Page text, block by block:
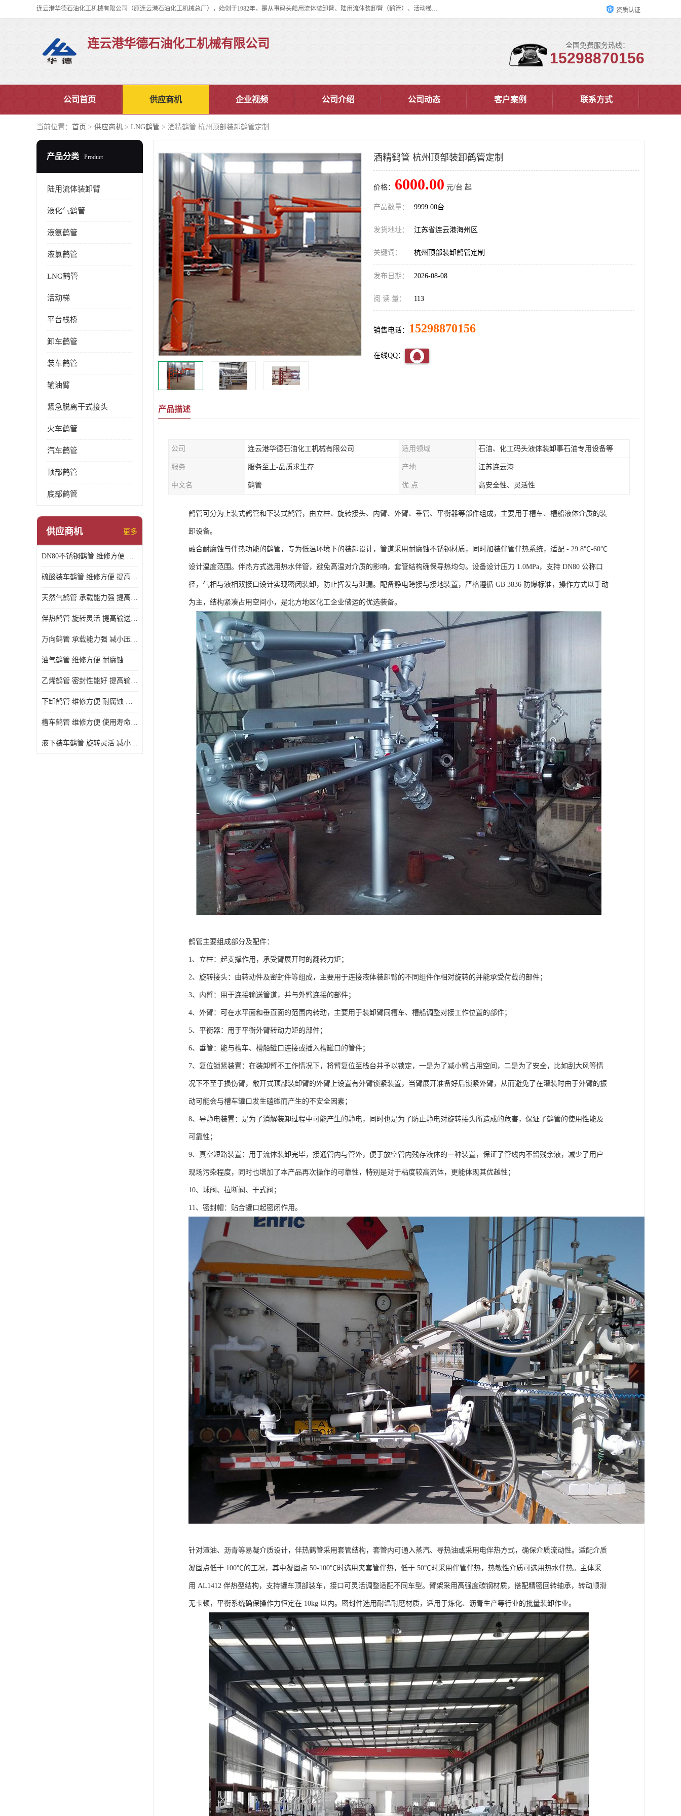
连云港华德石油化工机械有限公司（原连云港石油化工机械总厂），始创于1982年，是从事码头船用流体装卸臂、陆用流体装卸臂（鹤管）、活动梯、钢构平台、定量装车系统等全系列流体装卸设备的设计、制造、销售以及服务的专业供应商。 资质认证
连云港华德石油化工机械有限公司 全国免费服务热线：
15298870156
公司首页 供应商机 企业视频 公司介绍 公司动态 客户案例 联系方式
当前位置： 首页 > 供应商机 > LNG鹤管 > 酒精鹤管 杭州顶部装卸鹤管定制
产品分类 Product
陆用流体装卸臂
液化气鹤管
液氨鹤管
液氯鹤管
LNG鹤管
活动梯
平台栈桥
卸车鹤管
装车鹤管
输油臂
紧急脱离干式接头
火车鹤管
汽车鹤管
顶部鹤管
底部鹤管
供应商机 更多
DN80不锈钢鹤管 维修方便 提高输送效率
硫酸装车鹤管 维修方便 提高输送效率
天然气鹤管 承载能力强 提高输送效率
伴热鹤管 旋转灵活 提高输送效率
万向鹤管 承载能力强 减小压力损失
油气鹤管 维修方便 耐腐蚀 耐高温
乙烯鹤管 密封性能好 提高输送效率
下卸鹤管 维修方便 耐腐蚀 耐高温
槽车鹤管 维修方便 使用寿命较长
液下装车鹤管 旋转灵活 减小压力损失
酒精鹤管 杭州顶部装卸鹤管定制
价格： 6000.00 元/台 起
产品数量： 9999.00台
发货地址： 江苏省连云港海州区
关键词： 杭州顶部装卸鹤管定制
发布日期： 2026-08-08
阅 读 量： 113
销售电话： 15298870156
在线QQ：
产品描述
公司 连云港华德石油化工机械有限公司 适用领域 石油、化工码头液体装卸事石油专用设备等
服务 服务至上-品质求生存 产地 江苏连云港
中文名 鹤管 优 点 高安全性、灵活性
鹤管可分为上装式鹤管和下装式鹤管，由立柱、旋转接头、内臂、外臂、垂管、平衡器等部件组成，主要用于槽车、槽船液体介质的装
卸设备。
融合耐腐蚀与伴热功能的鹤管，专为低温环境下的装卸设计，管道采用耐腐蚀不锈钢材质，同时加装伴管伴热系统，适配 - 29.8℃-60℃
设计温度范围。伴热方式选用热水伴管，避免高温对介质的影响，套管结构确保导热均匀。设备设计压力 1.0MPa，支持 DN80 公称口
径，气相与液相双接口设计实现密闭装卸，防止挥发与泄漏。配备静电跨接与接地装置，严格遵循 GB 3836 防爆标准，操作方式以手动
为主，结构紧凑占用空间小，是北方地区化工企业储运的优选装备。
鹤管主要组成部分及配件：
1、立柱：起支撑作用，承受臂展开时的翻转力矩；
2、旋转接头：由转动件及密封件等组成，主要用于连接液体装卸臂的不同组件作相对旋转的并能承受荷载的部件；
3、内臂：用于连接输送管道，并与外臂连接的部件；
4、外臂：可在水平面和垂直面的范围内转动，主要用于装卸臂同槽车、槽船调整对接工作位置的部件；
5、平衡器：用于平衡外臂转动力矩的部件；
6、垂管：能与槽车、槽船罐口连接或插入槽罐口的管件；
7、复位锁紧装置：在装卸臂不工作情况下，将臂复位至栈台并予以锁定，一是为了减小臂占用空间，二是为了安全，比如刮大风等情
况下不至于损伤臂，敞开式顶部装卸臂的外臂上设置有外臂锁紧装置，当臂展开准备好后锁紧外臂，从而避免了在灌装时由于外臂的振
动可能会与槽车罐口发生磕碰而产生的不安全因素；
8、导静电装置：是为了消解装卸过程中可能产生的静电，同时也是为了防止静电对旋转接头所造成的危害，保证了鹤管的使用性能及
可靠性；
9、真空短路装置：用于流体装卸完毕，接通管内与管外，便于放空管内残存液体的一种装置，保证了管线内不留残余液，减少了用户
现场污染程度，同时也增加了本产品再次操作的可靠性，特别是对于粘度较高流体，更能体现其优越性；
10、球阀、拉断阀、干式阀；
11、密封帽：贴合罐口起密闭作用。
针对渣油、沥青等易凝介质设计，伴热鹤管采用套管结构，套管内可通入蒸汽、导热油或采用电伴热方式，确保介质流动性。适配介质
凝固点低于 100℃的工况，其中凝固点 50-100℃时选用夹套管伴热，低于 50℃时采用伴管伴热，热敏性介质可选用热水伴热。主体采
用 AL1412 伴热型结构，支持罐车顶部装车，接口可灵活调整适配不同车型。臂架采用高强度碳钢材质，搭配精密回转轴承，转动顺滑
无卡顿，平衡系统确保操作力恒定在 10kg 以内。密封件选用耐温耐磨材质，适用于炼化、沥青生产等行业的批量装卸作业。